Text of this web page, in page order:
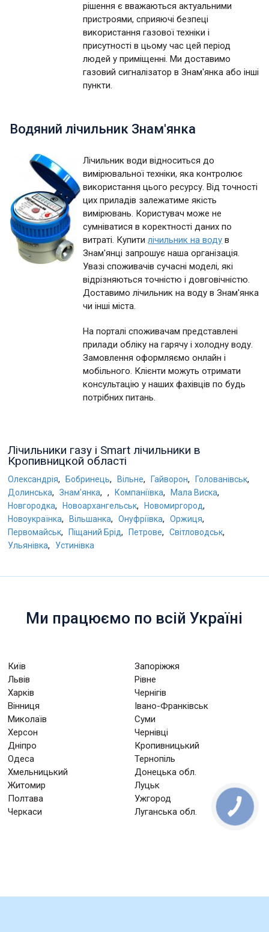
рішення є вважаються актуальними
пристроями, сприяючі безпеці
використання газової техніки і
присутності в цьому час цей період
людей у приміщенні. Ми доставимо
газовий сигналізатор в Знам'янка або інші
пункти.
Водяний лічильник Знам'янка
Лічильник води відноситься до
вимірювальної техніки, яка контролює
використання цього ресурсу. Від точності
цих приладів залежатиме якість
вимірювань. Користувач може не
сумніватися в коректності даних по
витраті. Купитилічильник на воду в
Знам'янці запрошує наша організація.
Увазі споживачів сучасні моделі, які
відрізняються точністю і довговічністю.
Доставимо лічильник на воду в Знам'янка
чи інші міста.
На порталі споживачам представлені
прилади обліку на гарячу і холодну воду.
Замовлення оформляємо онлайн і
мобільного. Клієнти можуть отримати
консультацію у наших фахівців по будь
потрібних питань.
Лічильники газу і Smart лічильники в
Кропивницкой області
Олександрія, Бобринець, Вільне, Гайворон, Голованівськ,
Долинська, Знам'янка, , Компаніївка, Мала Виска,
Новгородка, Новоархангельськ, Новомиргород,
Новоукраїнка, Вільшанка, Онуфріївка, Оржиця,
Первомайськ, Піщаний Брід, Петрове, Світловодськ,
Ульянівка, Устинівка
Ми працюємо по всій Україні
Київ
Запоріжжя
Львів
Рівне
Харків
Чернігів
Вінниця
Івано-Франківськ
Миколаїв
Суми
Херсон
Чернівці
Дніпро
Кропивницький
Одеса
Тернопіль
Хмельницький
Донецька обл.
Житомир
Луцьк
Полтава
Ужгород
Черкаси
Луганська обл.